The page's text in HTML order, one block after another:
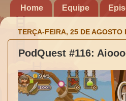
Home Equipe
TERÇA-FEIRA, 25 DE AGOSTO
PodQuest #116: